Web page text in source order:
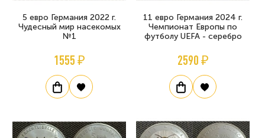
5 евро Германия 2022 г.
Чудесный мир насекомых
№1
1555 ₽
11 евро Германия 2024 г.
Чемпионат Европы по
футболу UEFA - серебро
2590 ₽